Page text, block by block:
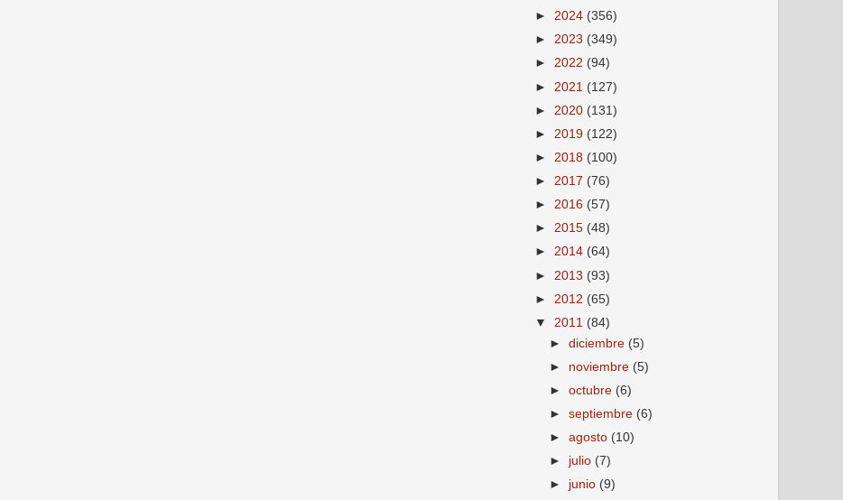
► 2024 (356)
► 2023 (349)
► 2022 (94)
► 2021 (127)
► 2020 (131)
► 2019 (122)
► 2018 (100)
► 2017 (76)
► 2016 (57)
► 2015 (48)
► 2014 (64)
► 2013 (93)
► 2012 (65)
▼ 2011 (84)
►diciembre (5)
► noviembre (5)
►octubre (6)
►septiembre (6)
►agosto (10)
► julio (7)
► junio (9)